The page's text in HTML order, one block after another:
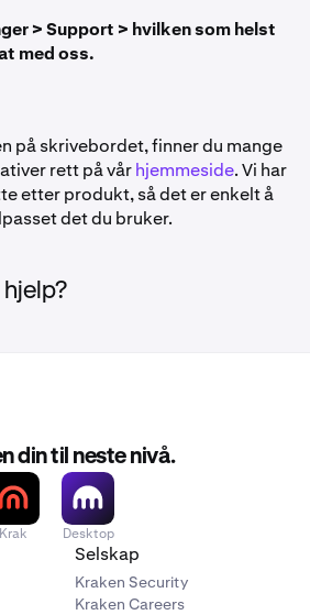
> Support > hvilken som helst
med oss.
på skrivebordet, finner du mange
rett på vårhjemmeside. Vi har
etter produkt, så det er enkelt å
det du bruker.
hjelp?
din til neste nivå.
Krak Desktop
Selskap
Kraken Security
Kraken Careers